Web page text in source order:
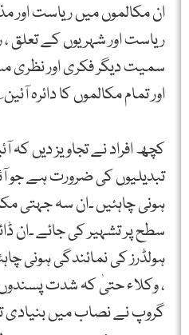
ان مکالموں میں ریاست اور
ریاست اور شہریوں کے تعلق
سمیت دیگر فکری اور نظری
اور تمام مکالموں کا دائرہ
کچھ افراد نے تجاویز دیں کہ
تبدیلیوں کی ضرورت ہے جو
ہونی چاہئیں ۔ان سہ جہتی
سطح پر تشہیر کی جائے ۔ان
ہولڈرز کی نمائندگی ہونی
، وکلاء حتیٰ کہ شدت
گروپ نے نصاب میں بنیادی